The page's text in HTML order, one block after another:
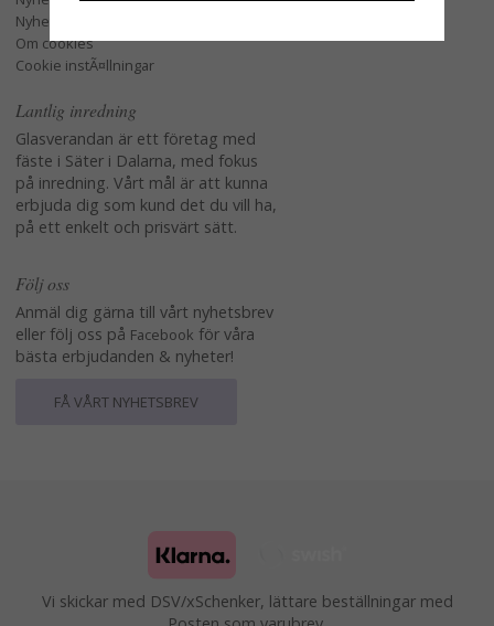
Nyhetsbrev
Om cookies
Cookie instÃ¤llningar
Lantlig inredning
Glasverandan är ett företag med
fäste i Säter i Dalarna, med fokus
på inredning. Vårt mål är att kunna
erbjuda dig som kund det du vill ha,
på ett enkelt och prisvärt sätt.
Följ oss
Anmäl dig gärna till vårt nyhetsbrev
eller följ oss på Facebook för våra
bästa erbjudanden & nyheter!
FÅ VÅRT NYHETSBREV
Vi skickar med DSV/xSchenker, lättare beställningar med